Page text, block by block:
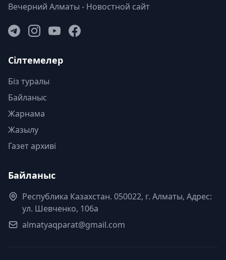
Вечерний Алматы - Новостной сайт
Сілтемелер
Біз туралы
Байланыс
Жарнама
Жазылу
Газет архиві
Байланыс
Республика Казахстан. 050022, г. Алматы, Адрес:
ул. Шевченко, 106а
almatyaqparat@gmail.com